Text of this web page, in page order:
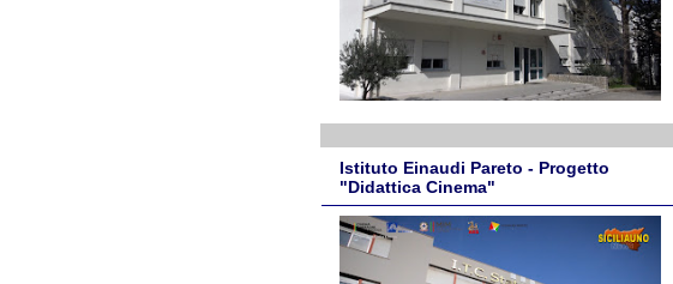
Istituto Einaudi Pareto - Progetto
"Didattica Cinema"